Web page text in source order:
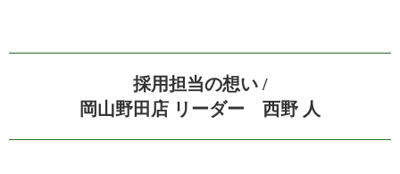
採用担当の想い /
岡山野田店 リーダー 西野 人